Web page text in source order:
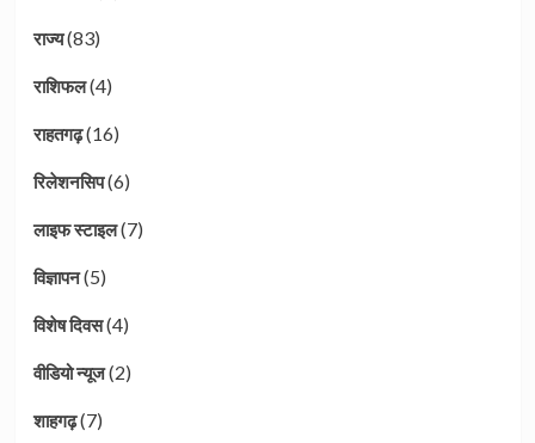
राज्य(83)
राशिफल(4)
राहतगढ़(16)
रिलेशनसिप(6)
लाइफ स्टाइल(7)
विज्ञापन(5)
विशेष दिवस(4)
वीडियो न्यूज(2)
शाहगढ़(7)